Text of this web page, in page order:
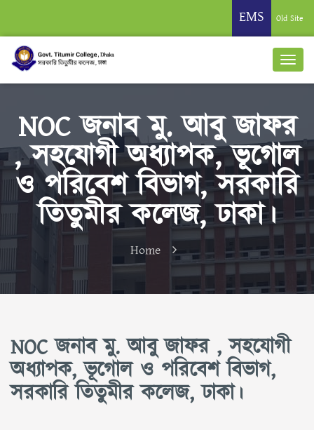
EMS Old Site
NOC জনাব মু. আবু জাফর
, সহযোগী অধ্যাপক, ভূগোল
ও পরিবেশ বিভাগ, সরকারি
তিতুমীর কলেজ, ঢাকা।
Home
NOC জনাব মু. আবু জাফর , সহযোগী
অধ্যাপক, ভূগোল ও পরিবেশ বিভাগ,
সরকারি তিতুমীর কলেজ, ঢাকা।